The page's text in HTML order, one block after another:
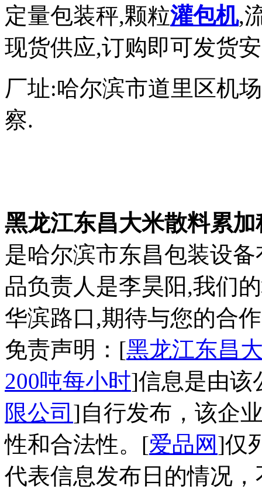
定量包装秤,颗粒灌包机,
现货供应,订购即可发货
厂址:哈尔滨市道里区机
察.
黑龙江东昌大米散料累
是哈尔滨市东昌包装设
品负责人是李昊阳,我们
华滨路口,期待与您的合
免责声明：[黑龙江东昌
200吨每小时]信息是由该
限公司 ]自行发布，该企
性和合法性。[爱品网]仅
代表信息发布日的情况